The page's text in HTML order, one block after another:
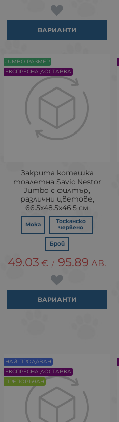
ВАРИАНТИ
Закрита котешка
тоалетна Savic Nestor
Jumbo с филтър,
различни цветове,
66.5х48.5х46.5 см
Мока
Тосканско
червено
Брой
49.03 € / 95.89 ЛВ.
ВАРИАНТИ
JUMBO РАЗМЕР
ЕКСПРЕСНА ДОСТАВКА
НАЙ-ПРОДAВАН
ЕКСПРЕСНА ДОСТАВКА
ПРЕПОРЪЧАН